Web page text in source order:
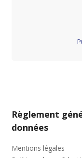
Règlement
données
Mentions légales